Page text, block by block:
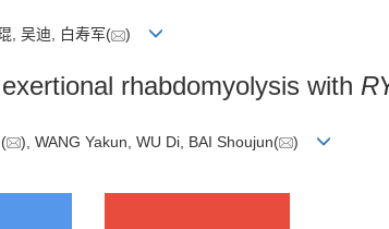
, 吴迪, 白寿军( )
rhabdomyolysis with
), WANG Yakun, WU Di, BAI Shoujun( )